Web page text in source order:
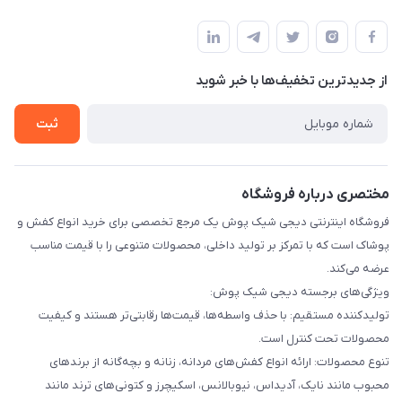
لیست محصولات
درباره ما
قوانین و مقررات
حریم خصوصی
راهنما
از جدید‌ترین تخفیف‌ها با‌ خبر شوید
ثبت
مختصری درباره فروشگاه
فروشگاه اینترنتی دیجی شیک پوش یک مرجع تخصصی برای خرید انواع کفش و
پوشاک است که با تمرکز بر تولید داخلی، محصولات متنوعی را با قیمت مناسب
عرضه می‌کند.
ویژگی‌های برجسته دیجی شیک پوش:
تولیدکننده مستقیم: با حذف واسطه‌ها، قیمت‌ها رقابتی‌تر هستند و کیفیت
محصولات تحت کنترل است.
تنوع محصولات: ارائه انواع کفش‌های مردانه، زنانه و بچه‌گانه از برندهای
محبوب مانند نایک، آدیداس، نیوبالانس، اسکیچرز و کتونی‌های ترند مانند